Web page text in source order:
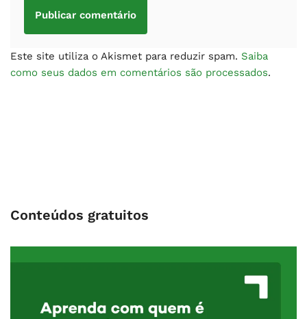
Este site utiliza o Akismet para reduzir spam. Saiba
como seus dados em comentários são processados.
Conteúdos gratuitos